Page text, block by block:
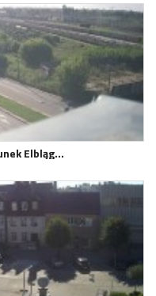
Elbląg…